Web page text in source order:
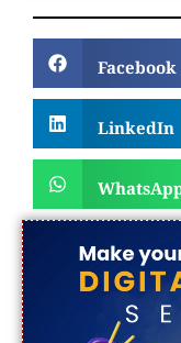
Facebook
LinkedIn